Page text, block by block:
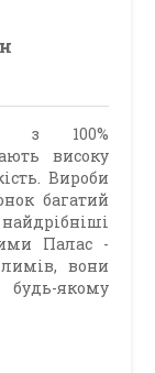
з 100%
високу
Вироби
багатий
Палас -
вони
якому